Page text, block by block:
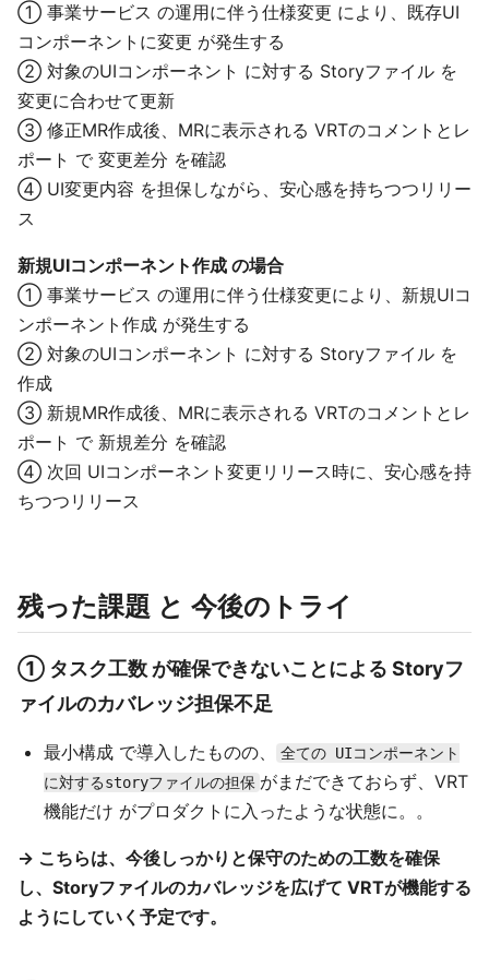
① 事業サービス の運用に伴う仕様変更 により、既存UI
コンポーネントに変更 が発生する
② 対象のUIコンポーネント に対する Storyファイル を
変更に合わせて更新
③ 修正MR作成後、MRに表示される VRTのコメントとレ
ポート で 変更差分 を確認
④ UI変更内容 を担保しながら、安心感を持ちつつリリー
ス
新規UIコンポーネント作成 の場合
① 事業サービス の運用に伴う仕様変更により、新規UIコ
ンポーネント作成 が発生する
② 対象のUIコンポーネント に対する Storyファイル を
作成
③ 新規MR作成後、MRに表示される VRTのコメントとレ
ポート で 新規差分 を確認
④ 次回 UIコンポーネント変更リリース時に、安心感を持
ちつつリリース
残った課題 と 今後のトライ
① タスク工数 が確保できないことによる Storyフ
ァイルのカバレッジ担保不足
最小構成 で導入したものの、
全ての UIコンポーネント
に対するstoryファイルの担保 がまだできておらず、VRT
機能だけ がプロダクトに入ったような状態に。。
→ こちらは、今後しっかりと保守のための工数を確保
し、Storyファイルのカバレッジを広げて VRTが機能する
ようにしていく予定です。